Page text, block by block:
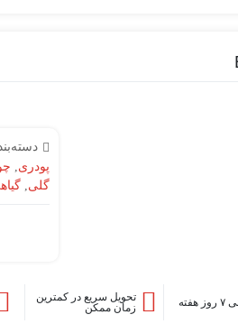
پودری,
گلی,
هفته
تحویل سریع در کمترین
زمان ممکن